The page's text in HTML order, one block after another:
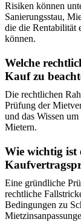
Risiken können
Sanierungsstau,
die die Rentabilität
können.
Welche
Kauf zu
Die rechtlichen
Prüfung der
und das Wissen
Mietern.
Wie wichtig ist
Eine gründliche
rechtliche
Bedingungen zu